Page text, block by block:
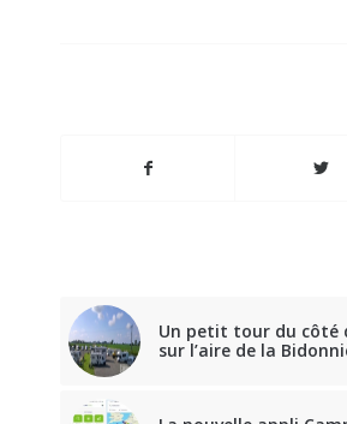
Un petit tour du côté
sur l’aire de la